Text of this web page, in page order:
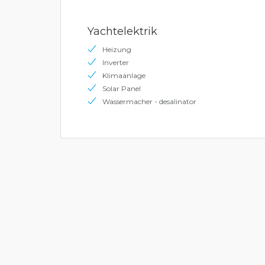
Yachtelektrik
Heizung
Inverter
Klimaanlage
Solar Panel
Wassermacher - desalinator